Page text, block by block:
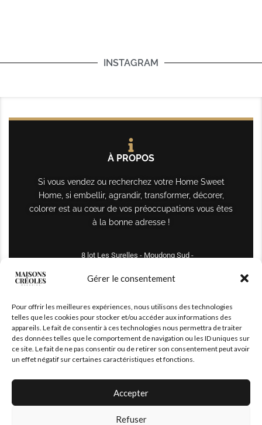
Gérer le consentement
Pour offrir les meilleures expériences, nous utilisons des technologies
telles que les cookies pour stocker et/ou accéder aux informations des
appareils. Le fait de consentir à ces technologies nous permettra de traiter
des données telles que le comportement de navigation ou les ID uniques sur
ce site. Le fait de ne pas consentir ou de retirer son consentement peut avoir
un effet négatif sur certaines caractéristiques et fonctions.
Accepter
Refuser
INSTAGRAM
À PROPOS
Si vous vendez ou recherchez votre Home Sweet
Home, si embellir, agrandir, transformer, décorer,
colorer est au cœur de vos préoccupations vous êtes
à la bonne adresse !
8 lot Les Surelles - Moudong Sud -
maisonscreoles.immo@gmail.com